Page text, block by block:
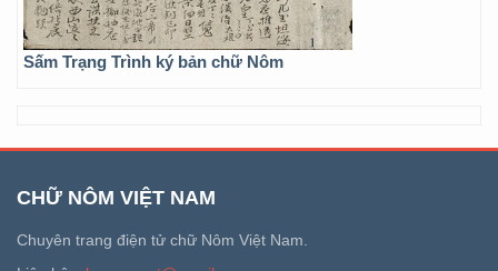
Sấm Trạng Trình ký bản chữ Nôm
CHỮ NÔM VIỆT NAM
Chuyên trang điện tử chữ Nôm Việt Nam.